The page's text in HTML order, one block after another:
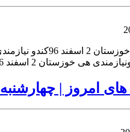
امروز | چهارشنبه ۲۶ اسفند ۹۴